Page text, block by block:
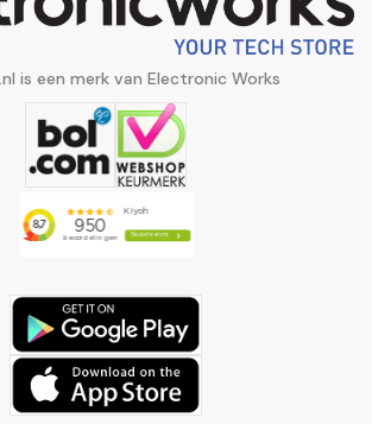
is een merk van Electronic Works